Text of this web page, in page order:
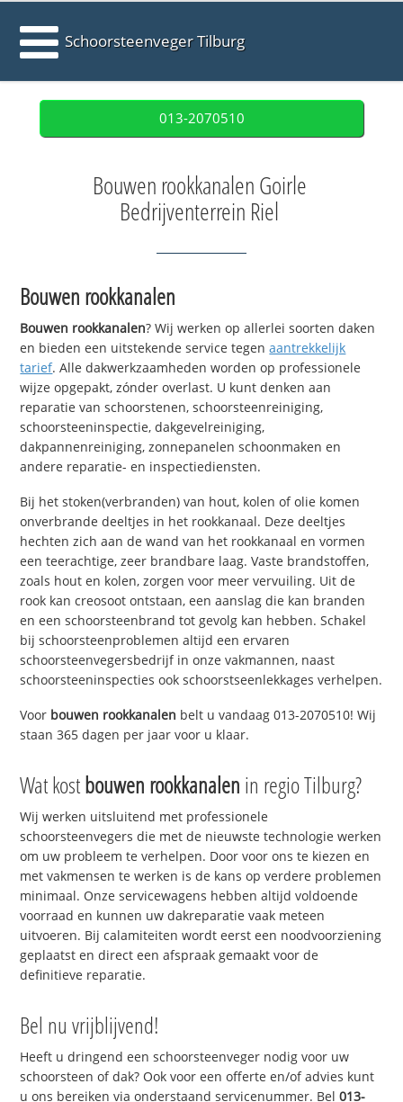
Schoorsteenveger Tilburg
013-2070510
Bouwen rookkanalen Goirle
Bedrijventerrein Riel
Bouwen rookkanalen
Bouwen rookkanalen? Wij werken op allerlei soorten daken
en bieden een uitstekende service tegenaantrekkelijk
tarief. Alle dakwerkzaamheden worden op professionele
wijze opgepakt, zónder overlast. U kunt denken aan
reparatie van schoorstenen, schoorsteenreiniging,
schoorsteeninspectie, dakgevelreiniging,
dakpannenreiniging, zonnepanelen schoonmaken en
andere reparatie- en inspectiediensten.
Bij het stoken(verbranden) van hout, kolen of olie komen
onverbrande deeltjes in het rookkanaal. Deze deeltjes
hechten zich aan de wand van het rookkanaal en vormen
een teerachtige, zeer brandbare laag. Vaste brandstoffen,
zoals hout en kolen, zorgen voor meer vervuiling. Uit de
rook kan creosoot ontstaan, een aanslag die kan branden
en een schoorsteenbrand tot gevolg kan hebben. Schakel
bij schoorsteenproblemen altijd een ervaren
schoorsteenvegersbedrijf in onze vakmannen, naast
schoorsteeninspecties ook schoorstseenlekkages verhelpen.
Voor bouwen rookkanalen belt u vandaag 013-2070510! Wij
staan 365 dagen per jaar voor u klaar.
Wat kostbouwen rookkanalen in regio Tilburg?
Wij werken uitsluitend met professionele
schoorsteenvegers die met de nieuwste technologie werken
om uw probleem te verhelpen. Door voor ons te kiezen en
met vakmensen te werken is de kans op verdere problemen
minimaal. Onze servicewagens hebben altijd voldoende
voorraad en kunnen uw dakreparatie vaak meteen
uitvoeren. Bij calamiteiten wordt eerst een noodvoorziening
geplaatst en direct een afspraak gemaakt voor de
definitieve reparatie.
Bel nu vrijblijvend!
Heeft u dringend een schoorsteenveger nodig voor uw
schoorsteen of dak? Ook voor een offerte en/of advies kunt
u ons bereiken via onderstaand servicenummer. Bel013-